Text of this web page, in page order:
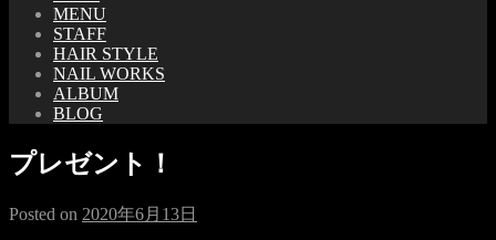
MENU
STAFF
HAIR STYLE
NAIL WORKS
ALBUM
BLOG
プレゼント！
Posted on 2020年6月13日